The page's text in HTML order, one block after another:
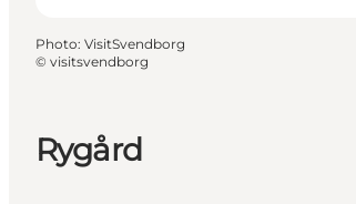
Rygård
Photo: VisitSvendborg
© visitsvendborg